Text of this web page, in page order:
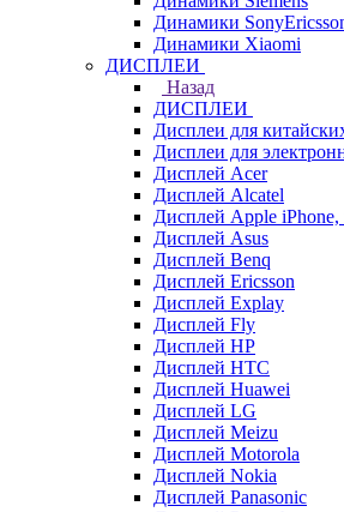
Динамики
Динамики Xiaomi
ДИСПЛЕИ
Назад
ДИСПЛЕИ
Дисплеи для
Дисплеи для
Дисплей Acer
Дисплей Alcatel
Дисплей Apple iPhone,
Дисплей Asus
Дисплей Benq
Дисплей Ericsson
Дисплей Explay
Дисплей Fly
Дисплей HP
Дисплей HTC
Дисплей Huawei
Дисплей LG
Дисплей Meizu
Дисплей Motorola
Дисплей Nokia
Дисплей Panasonic